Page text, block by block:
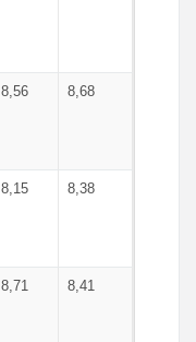
8,56 8,68
8,15 8,38
8,71 8,41